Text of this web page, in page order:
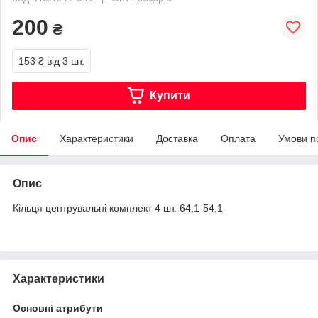
200 ₴
153 ₴ від 3 шт.
Купити
Опис Характеристики Доставка Оплата Умови
Опис
Кільця центрувальні комплект 4 шт. 64,1-54,1
Характеристики
Основні атрибути